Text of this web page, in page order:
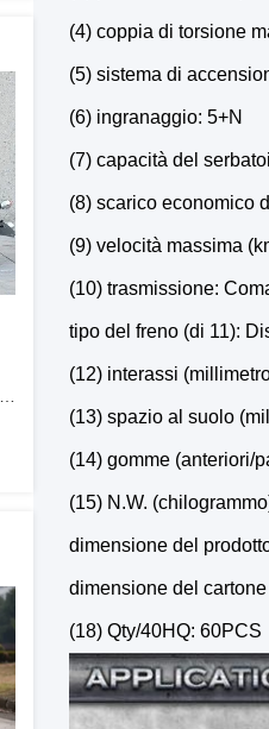
(4) coppia di torsione
(5) sistema di
(6) ingranaggio: 5+N
(7) capacità del
(8) scarico economico
(9) velocità massima
(10) trasmissione:
tipo del freno (di 11):
(12) interassi
(13) spazio al suolo
(14) gomme (anteriori/
(15) N.W.
dimensione del
dimensione del
(18) Qty/40HQ: 60PCS